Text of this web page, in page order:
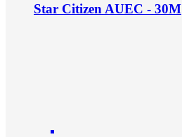
Star Citizen AUEC - 30M